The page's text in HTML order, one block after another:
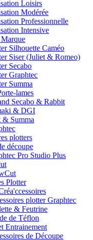
Loisirs
Modérée
Professionnelle
Intensive
Silhouette Caméo
Siser (Juliet & Romeo)
Secabo
Graphtec
Summa
lames
Secabo & Rabbit
& DGI
& Summa
plotters
découpe
Pro Studio Plus
Plotter
plotter Graphtec
& Feutrine
de Téflon
Entrainement
de Découpe